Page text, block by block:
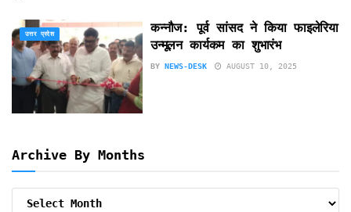
उत्तर प्रदेश
कन्नौज: पूर्व सांसद ने किया फाइलेरिया
उन्मूलन कार्यकम का शुभारंभ
BY NEWS-DESK AUGUST 10, 2025
Archive By Months